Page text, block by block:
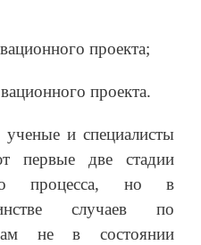
проекта;
проекта.
и специалисты
первые две стадии
процесса, но в
случаев по
не в состоянии